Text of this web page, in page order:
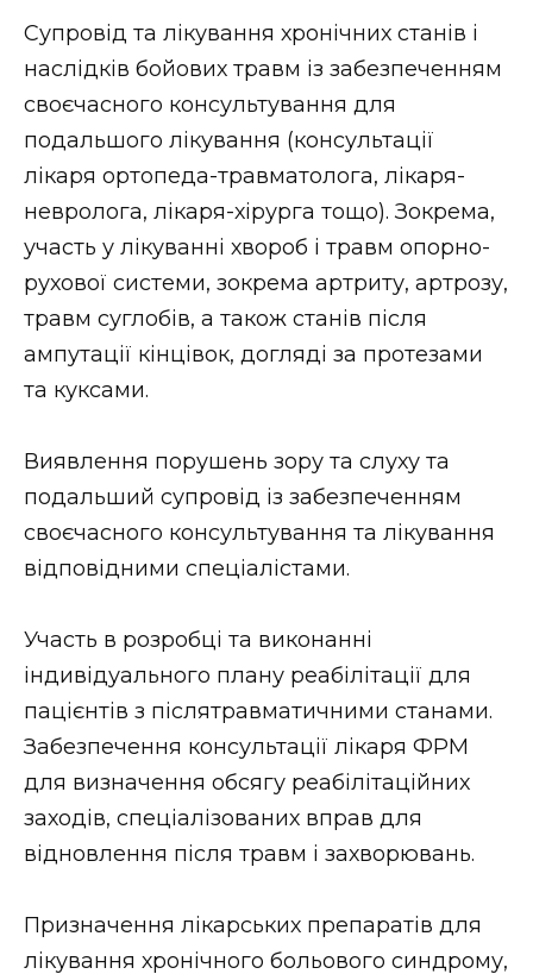
Супровід та лікування хронічних станів і
наслідків бойових травм із забезпеченням
своєчасного консультування для
подальшого лікування (консультації
лікаря ортопеда-травматолога, лікаря-
невролога, лікаря-хірурга тощо). Зокрема,
участь у лікуванні хвороб і травм опорно-
рухової системи, зокрема артриту, артрозу,
травм суглобів, а також станів після
ампутації кінцівок, догляді за протезами
та куксами.
Виявлення порушень зору та слуху та
подальший супровід із забезпеченням
своєчасного консультування та лікування
відповідними спеціалістами.
Участь в розробці та виконанні
індивідуального плану реабілітації для
пацієнтів з післятравматичними станами.
Забезпечення консультації лікаря ФРМ
для визначення обсягу реабілітаційних
заходів, спеціалізованих вправ для
відновлення після травм і захворювань.
Призначення лікарських препаратів для
лікування хронічного больового синдрому,